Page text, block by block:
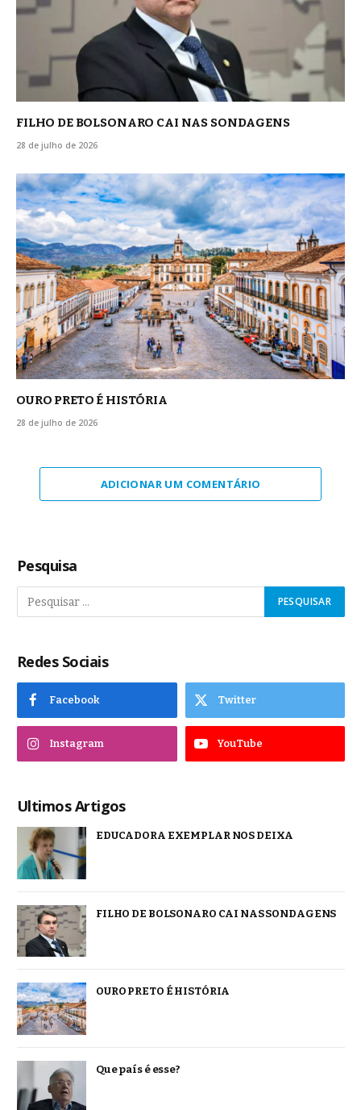
FILHO DE BOLSONARO CAI NAS SONDAGENS
28 de julho de 2026
OURO PRETO É HISTÓRIA
28 de julho de 2026
ADICIONAR UM COMENTÁRIO
Pesquisa
Redes Sociais
Facebook Twitter
Instagram YouTube
Ultimos Artigos
EDUCADORA EXEMPLAR NOS DEIXA
FILHO DE BOLSONARO CAI NAS SONDAGENS
OURO PRETO É HISTÓRIA
Que país é esse?